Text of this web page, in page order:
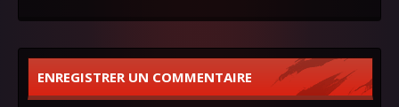
ENREGISTRER UN COMMENTAIRE